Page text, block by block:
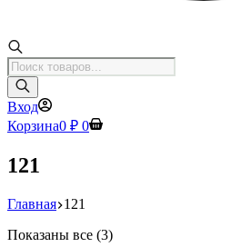
Поиск
товаров
Вход
Корзина0 ₽ 0
121
Главная 121
Показаны все (3)Цены: